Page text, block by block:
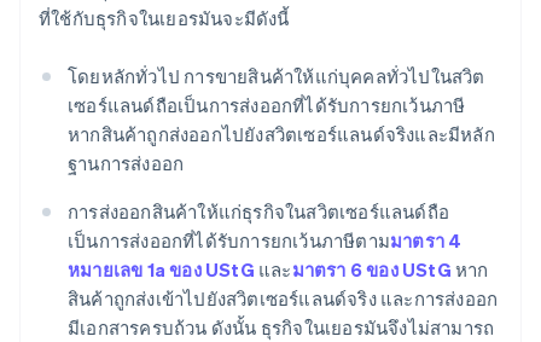
ที่ใช้กับธุรกิจในเยอรมันจะมีดังนี้
โดยหลักทั่วไป การขายสินค้าให้แก่บุคคลทั่วไปในสวิต
เซอร์แลนด์ถือเป็นการส่งออกที่ได้รับการยกเว้นภาษี
หากสินค้าถูกส่งออกไปยังสวิตเซอร์แลนด์จริงและมีหลัก
ฐานการส่งออก
การส่งออกสินค้าให้แก่ธุรกิจในสวิตเซอร์แลนด์ถือ
เป็นการส่งออกที่ได้รับการยกเว้นภาษีตามมาตรา 4
หมายเลข 1a ของ UStG และมาตรา 6 ของ UStG หาก
สินค้าถูกส่งเข้าไปยังสวิตเซอร์แลนด์จริง และการส่งออก
มีเอกสารครบถ้วน ดังนั้น ธุรกิจในเยอรมันจึงไม่สามารถ